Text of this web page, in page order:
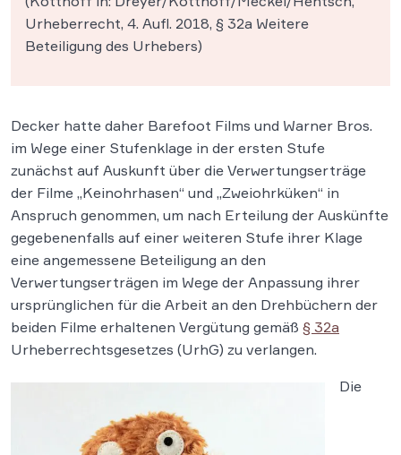
Urheberrecht, 4. Aufl. 2018, § 32a Weitere
Beteiligung des Urhebers)
Decker hatte daher Barefoot Films und Warner Bros.
im Wege einer Stufenklage in der ersten Stufe
zunächst auf Auskunft über die Verwertungserträge
der Filme „Keinohrhasen“ und „Zweiohrküken“ in
Anspruch genommen, um nach Erteilung der Auskünfte
gegebenenfalls auf einer weiteren Stufe ihrer Klage
eine angemessene Beteiligung an den
Verwertungserträgen im Wege der Anpassung ihrer
ursprünglichen für die Arbeit an den Drehbüchern der
beiden Filme erhaltenen Vergütung gemäß § 32a
Urheberrechtsgesetzes (UrhG) zu verlangen.
Die